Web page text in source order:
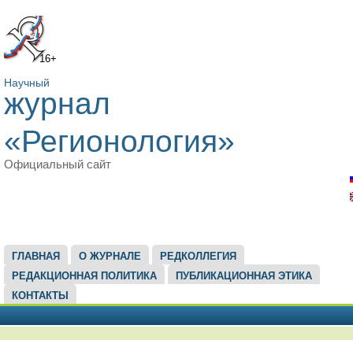
16+
Научный
журнал
«Регионология»
Официальный сайт
ГЛАВНОЕ МЕНЮ
ГЛАВНАЯ О ЖУРНАЛЕ
РЕДКОЛЛЕГИЯ
РЕДАКЦИОННАЯ ПОЛИТИКА
ПУБЛИКАЦИОННАЯ ЭТИКА
КОНТАКТЫ